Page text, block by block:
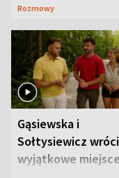
Rozmowy
Gąsiewska i
Sołtysiewicz
wyjątkowe